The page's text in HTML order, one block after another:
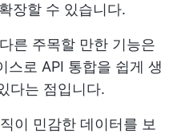
장할 수 있습니다.
른 주목할 만한 기능은
스로 API 통합을 쉽게 생
다는 점입니다.
이 민감한 데이터를 보